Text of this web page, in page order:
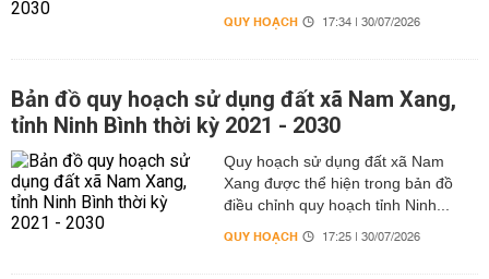
QUY HOẠCH 17:34 | 30/07/2026
Bản đồ quy hoạch sử dụng đất xã Nam Xang,
tỉnh Ninh Bình thời kỳ 2021 - 2030
Quy hoạch sử dụng đất xã Nam
Xang được thể hiện trong bản đồ
điều chỉnh quy hoạch tỉnh Ninh...
QUY HOẠCH 17:25 | 30/07/2026